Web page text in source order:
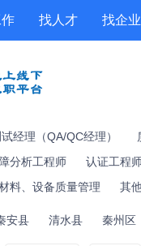
找人才 找企业
经理（QA/QC经理）
分析工程师 认证工程
料、设备质量管理 其
安县 清水县 秦州区